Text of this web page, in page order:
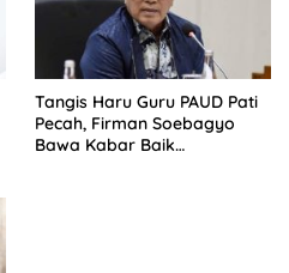
Tangis Haru Guru PAUD Pati
Pecah, Firman Soebagyo
Bawa Kabar Baik